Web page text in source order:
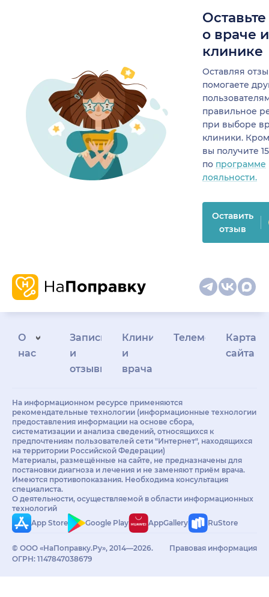
о враче
клинике
Оставляя
помогаете
правильное
при выборе
клиники.
вы получите
по программе
лояльности.
Оставить
отзыв
О
нас
Запись
и
отзывы
Клиникам
и
врачам
Телемедицина
Карта
сайта
На информационном ресурсе применяются
рекомендательные технологии (информационные технологии
предоставления информации на основе сбора,
систематизации и анализа сведений, относящихся к
предпочтениям пользователей сети "Интернет", находящихся
на территории Российской Федерации)
Материалы, размещённые на сайте, не предназначены для
постановки диагноза и лечения и не заменяют приём врача.
Имеются противопоказания. Необходима консультация
специалиста.
О деятельности, осуществляемой в области информационных
технологий
App Store
Google Play AppGallery RuStore
© ООО «НаПоправку.Ру», 2014—2026.
ОГРН: 1147847038679
Правовая информация